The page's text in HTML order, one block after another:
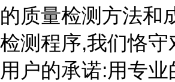
的质量检测方法和
检测程序,我们恪守
用户的承诺:用专业